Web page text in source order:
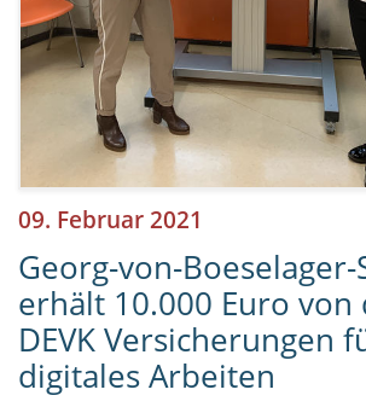
09. Februar 2021
Georg-von-Boeselager-
erhält 10.000 Euro von
DEVK Versicherungen
digitales Arbeiten